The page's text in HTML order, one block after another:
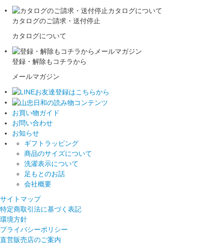
カタログのご請求・送付停止
カタログについて
登録・解除もコチラから
メールマガジン
お買い物ガイド
お問い合わせ
お知らせ
ギフトラッピング
商品のサイズについて
洗濯表示について
足もとのお話
会社概要
サイトマップ
特定商取引法に基づく表記
環境方針
プライバシーポリシー
直営販売店のご案内